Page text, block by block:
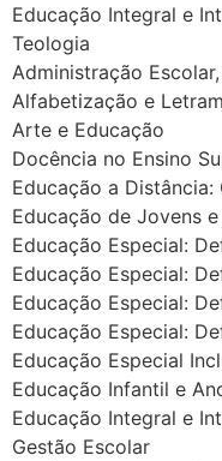
Educação Integral e
Teologia
Administração
Alfabetização e
Arte e Educação
Docência no Ensino
Educação a Distância:
Educação de Jovens
Educação Especial:
Educação Especial:
Educação Especial:
Educação Especial:
Educação Especial
Educação Infantil e
Educação Integral e
Gestão Escolar